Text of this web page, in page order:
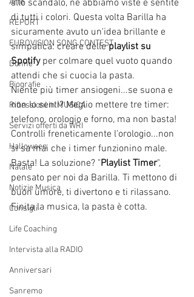
Arte
REPORT
EUROVISION SONG CONTEST
Donne
Biografie
Riflessioni in MUSICA
Servizi offerti da WRI
Halloween
Natale
Notizie Musica
Consigli
Life Coaching
Intervista alla RADIO
Anniversari
Sanremo
allo scandalo, ne abbiamo viste e sentite
di tutti i colori. Questa volta Barilla ha
sicuramente avuto un'idea brillante e
simpatica: creare delle playlist su
Spotify per colmare quel vuoto quando
attendi che si cuocia la pasta.
Niente più timer ansiogeni...se suona e
non lo senti? Meglio mettere tre timer:
telefono, orologio e forno, ma non basta!
Controlli freneticamente l'orologio...non
si sa mai che i timer funzionino male.
Basta! La soluzione? "Playlist Timer",
pensato per noi da Barilla. Ti mettono di
buon umore, ti divertono e ti rilassano.
Finita la musica, la pasta è cotta.